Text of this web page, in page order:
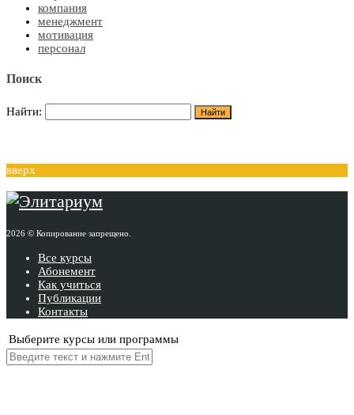
компания
менеджмент
мотивация
персонал
Поиск
Найти:
вверх
2026 © Копирование запрещено.
Все курсы
Абонемент
Как учиться
Публикации
Контакты
Выберите курсы или программы